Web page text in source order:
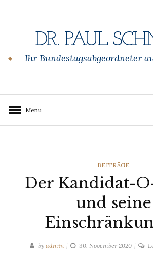
DR. PAUL
Ihr Bundestagsabgeordneter
Menu
CATEGORIES
BEITRÄGE
Der Kandidat-
und seine
by admin 30. November 2020